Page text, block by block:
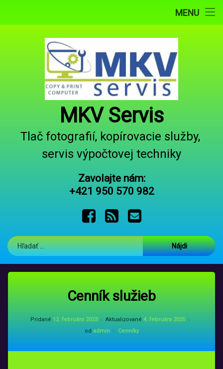
MENU
Tlač z e-mailu
Potlač hrnčekov
Prepis VHS/VHS-C na DVD alebo USB
Obchodné podmienky
Servis kávovarov
MKV Servis
Tlač fotografií, kopírovacie služby,
servis výpočtovej techniky
Zavolajte nám:
+421 950 570 982
Facebook
RSS E-mail
Hľadať:
Cenník služieb
Pridané 12. februára 2023 Aktualizované 4. februára 2025
od admin Kategórie:
Cenníky